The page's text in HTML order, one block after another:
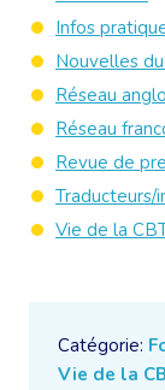
Catégorie:
Vie de la
Infos
Nouvelles
Réseau
Réseau
Revue de
Vie de la